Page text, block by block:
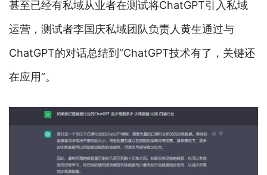
甚至已经有私域从业者在测试将ChatGPT引入私域
运营，测试者李国庆私域团队负责人黄生通过与
ChatGPT的对话总结到“ChatGPT技术有了，关键还
在应用”。